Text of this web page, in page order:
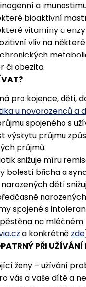
a
bioaktivní
vitamíny a
vliv na
či obezita.
pro kojence, děti,
u novorozenců a
spojeného s
výskytu průjmu
průjmů.
snižuje míru
bolestí břicha a
dětí
spojené s
na
a konkrétně zde
PŘI
ženy – užívání
vás a vaše dítě a